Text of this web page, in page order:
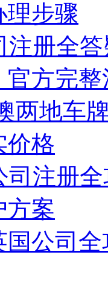
理步骤
注册全
官方完
两地车
价格
司注册
方案
国公司